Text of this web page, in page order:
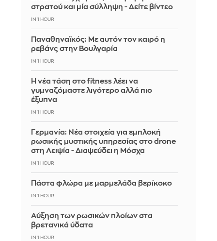
στρατού και μία σύλληψη - Δείτε βίντεο
IN 1 HOUR
Παναθηναϊκός: Με αυτόν τον καιρό η
ρεβάνς στην Βουλγαρία
IN 1 HOUR
Η νέα τάση στο fitness λέει να
γυμναζόμαστε λιγότερο αλλά πιο
έξυπνα
IN 1 HOUR
Γερμανία: Νέα στοιχεία για εμπλοκή
ρωσικής μυστικής υπηρεσίας στο drone
στη Λειψία - Διαψεύδει η Μόσχα
IN 1 HOUR
Πάστα φλώρα με μαρμελάδα βερίκοκο
IN 1 HOUR
Αύξηση των ρωσικών πλοίων στα
βρετανικά ύδατα
IN 1 HOUR